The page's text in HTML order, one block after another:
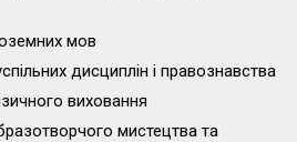
мов
дисциплін і правознавства
виховання
мистецтва та